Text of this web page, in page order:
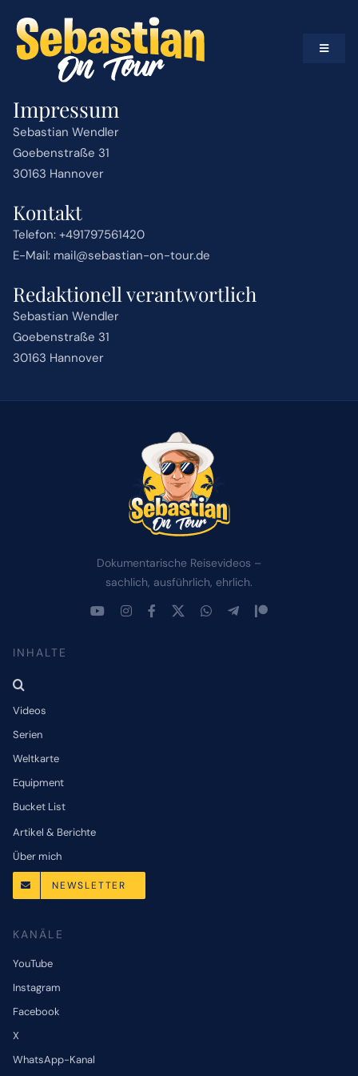
Inhalt
springen
Toggle
EQUIPMENT
BUCKET LIST
ARTIKEL & BERICHTE
Impressum
Sebastian Wendler
Goebenstraße 31
30163 Hannover
Kontakt
Telefon: +491797561420
E-Mail: mail@sebastian-on-tour.de
Redaktionell verantwortlich
Sebastian Wendler
Goebenstraße 31
30163 Hannover
Dokumentarische Reisevideos –
sachlich, ausführlich, ehrlich.
INHALTE
Videos
Serien
Weltkarte
Equipment
Bucket List
Artikel & Berichte
Über mich
NEWSLETTER
KANÄLE
YouTube
Instagram
Facebook
X
WhatsApp-Kanal